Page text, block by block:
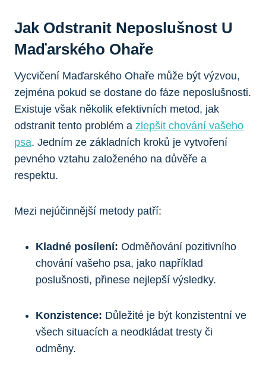
Jak Odstranit Neposlušnost U
Maďarského Ohaře
Vycvičení Maďarského Ohaře může být výzvou,
zejména pokud se dostane do fáze neposlušnosti.
Existuje však několik efektivních metod, jak
odstranit tento problém a zlepšit chování vašeho
psa. Jedním ze základních kroků je vytvoření
pevného vztahu založeného na důvěře a
respektu.
Mezi nejúčinnější metody patří:
Kladné posílení: Odměňování pozitivního
chování vašeho psa, jako například
poslušnosti, přinese nejlepší výsledky.
Konzistence: Důležité je být konzistentní ve
všech situacích a neodkládat tresty či
odměny.